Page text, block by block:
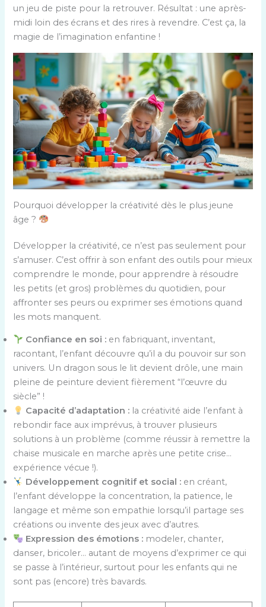
un jeu de piste pour la retrouver. Résultat : une après-
midi loin des écrans et des rires à revendre. C’est ça, la
magie de l’imagination enfantine !
Pourquoi développer la créativité dès le plus jeune
âge ?
Développer la créativité, ce n’est pas seulement pour
s’amuser. C’est offrir à son enfant des outils pour mieux
comprendre le monde, pour apprendre à résoudre
les petits (et gros) problèmes du quotidien, pour
affronter ses peurs ou exprimer ses émotions quand
les mots manquent.
Confiance en soi : en fabriquant, inventant,
racontant, l’enfant découvre qu’il a du pouvoir sur son
univers. Un dragon sous le lit devient drôle, une main
pleine de peinture devient fièrement “l’œuvre du
siècle” !
Capacité d’adaptation : la créativité aide l’enfant à
rebondir face aux imprévus, à trouver plusieurs
solutions à un problème (comme réussir à remettre la
chaise musicale en marche après une petite crise…
expérience vécue !).
Développement cognitif et social : en créant,
l’enfant développe la concentration, la patience, le
langage et même son empathie lorsqu’il partage ses
créations ou invente des jeux avec d’autres.
Expression des émotions : modeler, chanter,
danser, bricoler… autant de moyens d’exprimer ce qui
se passe à l’intérieur, surtout pour les enfants qui ne
sont pas (encore) très bavards.